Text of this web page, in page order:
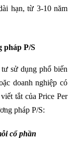
hạn, từ 3-10 năm
pháp P/S
sử dụng phổ biến
doanh nghiệp có
tắt của Price Per
pháp P/S:
cổ phần